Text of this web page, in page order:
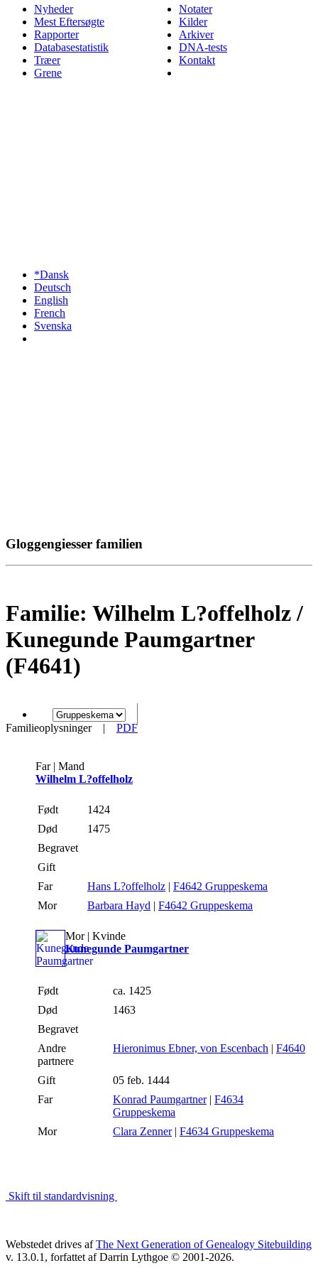
Nyheder
Mest Eftersøgte
Rapporter
Databasestatistik
Træer
Grene
Notater
Kilder
Arkiver
DNA-tests
Kontakt
*Dansk
Deutsch
English
French
Svenska
Gloggengiesser familien
Familie: Wilhelm L?offelholz /
Kunegunde Paumgartner
(F4641)
Familieoplysninger| PDF
Far | Mand
Wilhelm L?offelholz
Født
1424
Død
1475
Begravet
Gift
Far
Hans L?offelholz | F4642 Gruppeskema
Mor
Barbara Hayd | F4642 Gruppeskema
Mor | Kvinde
Kunegunde Paumgartner
Født
ca. 1425
Død
1463
Begravet
Andre
partnere
Hieronimus Ebner, von Escenbach | F4640
Gift
05 feb. 1444
Far
Konrad Paumgartner| F4634
Gruppeskema
Mor
Clara Zenner| F4634 Gruppeskema
Skift til standardvisning
Webstedet drives afThe Next Generation of Genealogy Sitebuilding
v. 13.0.1, forfattet af Darrin Lythgoe © 2001-2026.